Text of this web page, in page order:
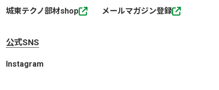
城東テクノ部材shop メールマガジン登録
公式SNS
Instagram